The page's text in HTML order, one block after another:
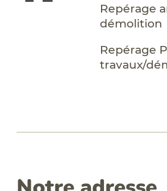
Repérage
démolition
Repérage
travaux/